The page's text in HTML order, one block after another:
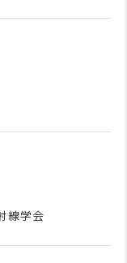
線学会